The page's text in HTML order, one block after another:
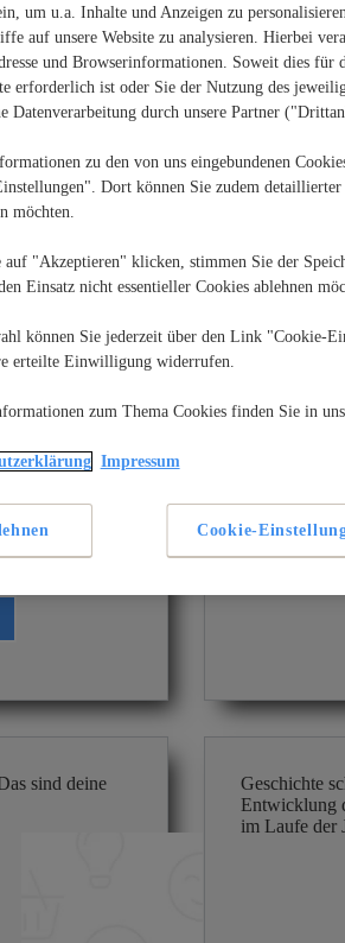
weltweit
und sind
lassen sich
und sogar
Sie sind in
interessanter!
mit dem wir
nicht. Es gibt
So
sind deine
Geschichte
Entwicklung
im Laufe der
um u.a. Inhalte und Anzeigen zu
auf unsere Website zu analysieren. Hierbei
und Browserinformationen. Soweit dies für
erforderlich ist oder Sie der Nutzung des
Datenverarbeitung durch unsere Partner
zu den von uns eingebundenen
Dort können Sie zudem detaillierter
möchten.
auf "Akzeptieren" klicken, stimmen Sie der
Einsatz nicht essentieller Cookies ablehnen
können Sie jederzeit über den Link "Cookie-
erteilte Einwilligung widerrufen.
zum Thema Cookies finden Sie in
Impressum
Cookie-